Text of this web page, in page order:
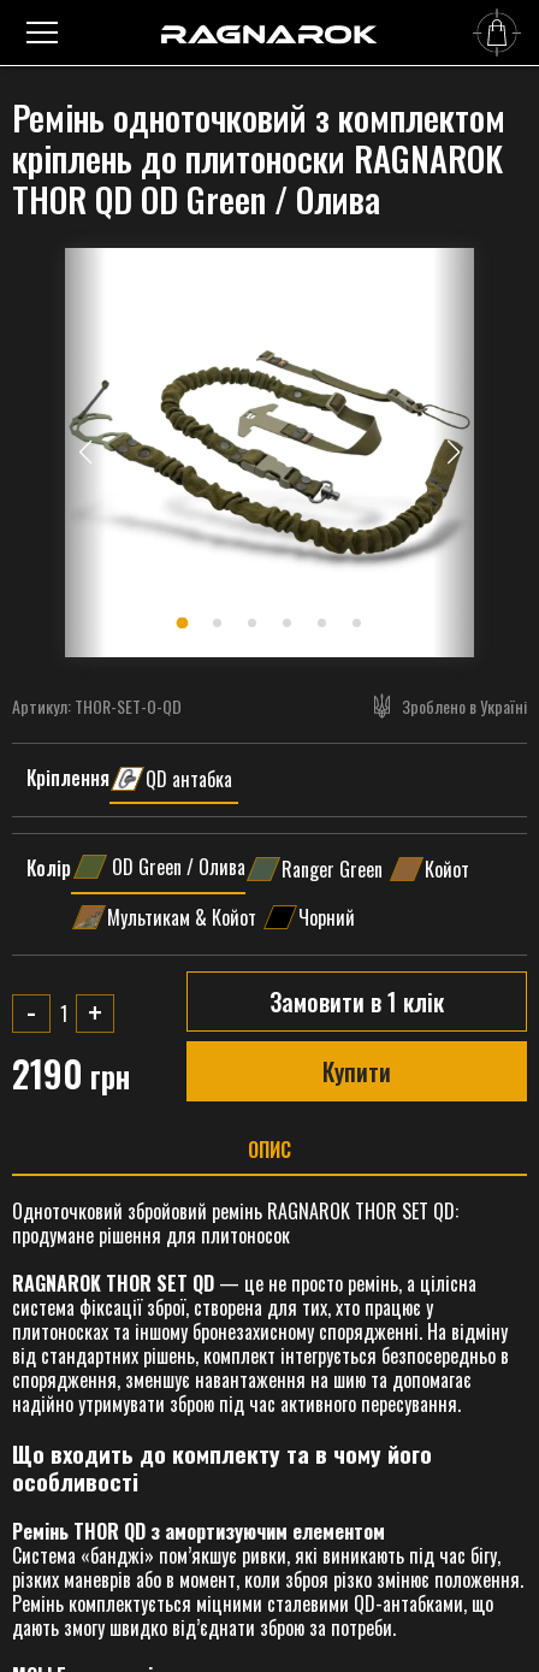
Головна Збройові ремені› Сети (Комплекти)›Ремінь одноточковий з комплектом
кріплень до плитоноски RAGNAROK THOR QD OD Green / Олива
Ремінь одноточковий з комплектом
кріплень до плитоноски RAGNAROK
THOR QD OD Green / Олива
Артикул:THOR-SET-O-QD Зроблено в Україні
Кріплення QD антабка
Колір OD Green / Олива Ranger Green
Койот
Мультикам & Койот
Чорний
- +
2190 грн
Замовити в 1 клік
Купити
ОПИС
Одноточковий збройовий ремінь RAGNAROK THOR SET QD:
продумане рішення для плитоносок
RAGNAROK THOR SET QD — це не просто ремінь, а цілісна
система фіксації зброї, створена для тих, хто працює у
плитоносках та іншому бронезахисному спорядженні. На відміну
від стандартних рішень, комплект інтегрується безпосередньо в
спорядження, зменшує навантаження на шию та допомагає
надійно утримувати зброю під час активного пересування.
Що входить до комплекту та в чому його
особливості
Ремінь THOR QD з амортизуючим елементом
Система «банджі» пом’якшує ривки, які виникають під час бігу,
різких маневрів або в момент, коли зброя різко змінює положення.
Ремінь комплектується міцними сталевими QD-антабками, що
дають змогу швидко від’єднати зброю за потреби.